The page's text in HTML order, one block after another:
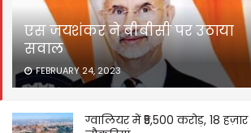
एस जयशंकर ने बीबीसी पर उठाया
सवाल
FEBRUARY 24, 2023
ग्वालियर में ₹5,500 करोड़, 18 हज़ार